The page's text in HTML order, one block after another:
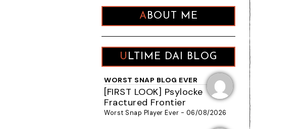
ABOUT ME
ULTIME DAI BLOG
WORST SNAP BLOG EVER
[FIRST LOOK] Psylocke
Fractured Frontier
Worst Snap Player Ever - 06/08/2026